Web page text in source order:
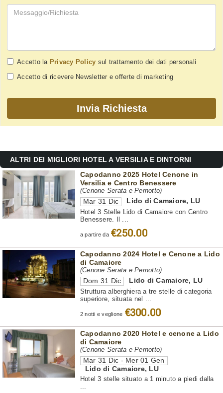
Accetto la Privacy Policy sul trattamento dei dati personali
Accetto di ricevere Newsletter e offerte di marketing
ALTRI DEI MIGLIORI HOTEL A VERSILIA E DINTORNI
Capodanno 2025 Hotel Cenone in
Versilia e Centro Benessere
(Cenone Serata e Pernotto)
Mar 31 Dic Lido di Camaiore, LU
Hotel 3 Stelle Lido di Camaiore con Centro
Benessere. Il ...
a partire da €250.00
Capodanno 2024 Hotel e Cenone a Lido
di Camaiore
(Cenone Serata e Pernotto)
Dom 31 Dic Lido di Camaiore, LU
Struttura alberghiera a tre stelle di categoria
superiore, situata nel ...
2 notti e veglione €300.00
Capodanno 2020 Hotel e cenone a Lido
di Camaiore
(Cenone Serata e Pernotto)
Mar 31 Dic - Mer 01 Gen
Lido di Camaiore, LU
Hotel 3 stelle situato a 1 minuto a piedi dalla